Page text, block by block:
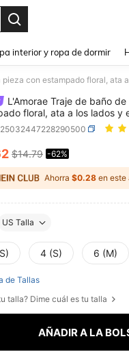
interior y ropa de dormir
L'Amorae Traje de baño
floral, ata a los lados y
de mujer
AND
$14.79 -62%
Ahorra $0.28 en este
US Talla
4 (S) 6 (M)
de Tallas
talla? Dime cuál es tu talla
AÑADIR A LA